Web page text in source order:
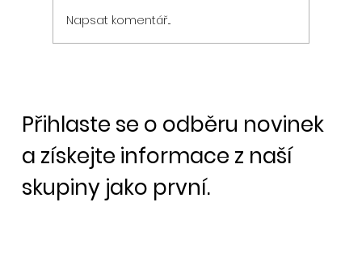
Napsat komentář...
Přihlaste se o odběru novinek
a získejte informace z naší
skupiny jako první.